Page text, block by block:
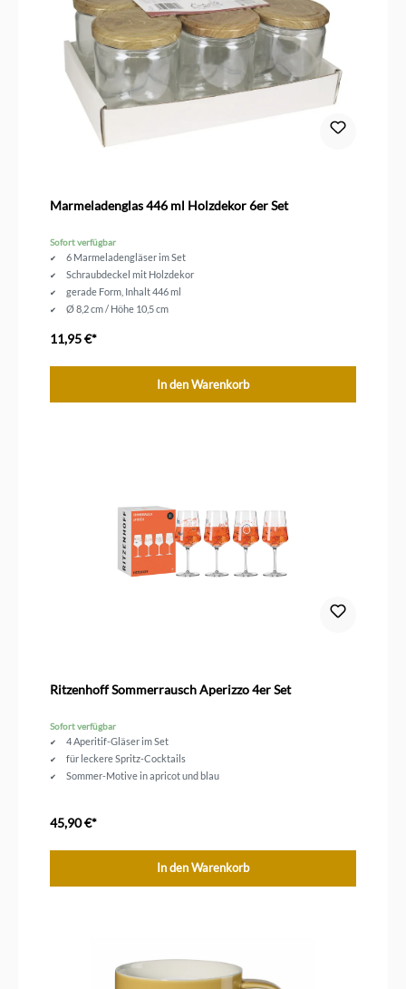
Marmeladenglas 446 ml Holzdekor 6er Set
Sofort verfügbar
6 Marmeladengläser im Set
Schraubdeckel mit Holzdekor
gerade Form, Inhalt 446 ml
Ø 8,2 cm / Höhe 10,5 cm
11,95 €*
In den Warenkorb
Ritzenhoff Sommerrausch Aperizzo 4er Set
Sofort verfügbar
4 Aperitif-Gläser im Set
für leckere Spritz-Cocktails
Sommer-Motive in apricot und blau
45,90 €*
In den Warenkorb